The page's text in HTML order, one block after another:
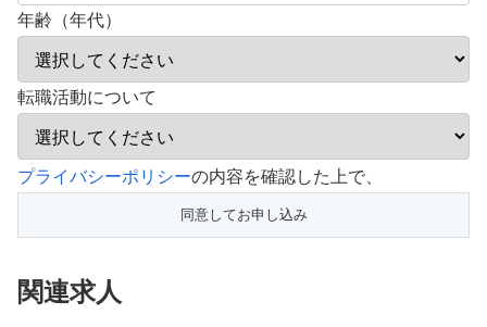
年齢（年代）
転職活動について
こ
フ
ー
プライバシーポリシーの内容を確認した上で、
関連求人